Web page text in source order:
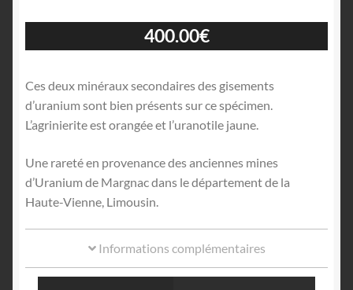
400.00€
Ces deux minéraux secondaires des gisements
d’uranium sont bien présents sur ce spécimen.
L’agrinierite est orangée et l’uranotile jaune.
Une rareté en provenance des anciennes mines
d’Uranium de Margnac dans le département de la
Haute-Vienne, Limousin.
Informations complémentaires